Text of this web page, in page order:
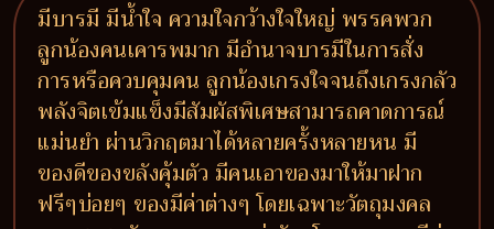
มีบารมี มีน้ำใจ ความใจกว้างใจใหญ่ พรรคพวก
ลูกน้องคนเคารพมาก มีอำนาจบารมีในการสั่ง
การหรือควบคุมคน ลูกน้องเกรงใจจนถึงเกรงกลัว
พลังจิตเข้มแข็งมีสัมผัสพิเศษสามารถคาดการณ์
แม่นยำ ผ่านวิกฤตมาได้หลายครั้งหลายหน มี
ของดีของขลังคุ้มตัว มีคนเอาของมาให้มาฝาก
ฟรีๆบ่อยๆ ของมีค่าต่างๆ โดยเฉพาะวัตถุมงคล